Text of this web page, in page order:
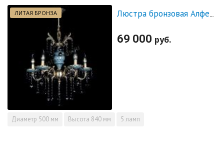
ЛИТАЯ БРОНЗА Люстра бронзовая Алфея №5 "Малахит" шар черная
69 000 руб.
Диаметр 500 мм Высота 840 мм 5 ламп